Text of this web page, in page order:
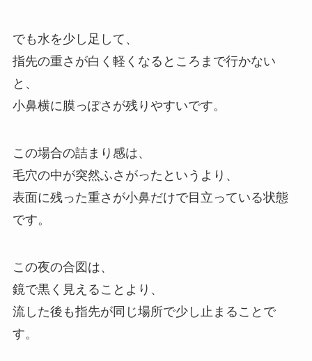
でも水を少し足して、
指先の重さが白く軽くなるところまで行かない
と、
小鼻横に膜っぽさが残りやすいです。
この場合の詰まり感は、
毛穴の中が突然ふさがったというより、
表面に残った重さが小鼻だけで目立っている状態
です。
この夜の合図は、
鏡で黒く見えることより、
流した後も指先が同じ場所で少し止まることで
す。